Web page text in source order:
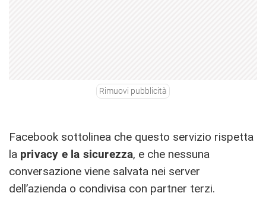
Rimuovi pubblicità
Facebook sottolinea che questo servizio rispetta
la privacy e la sicurezza, e che nessuna
conversazione viene salvata nei server
dell’azienda o condivisa con partner terzi.